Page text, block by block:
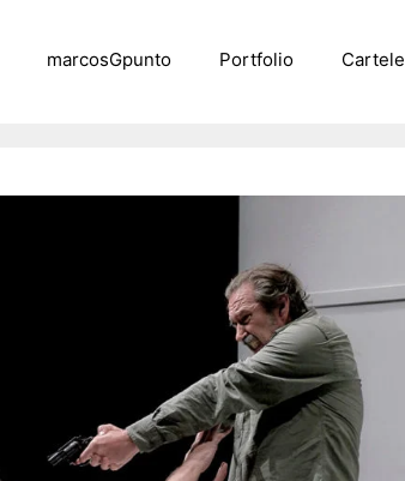
marcosGpunto Portfolio